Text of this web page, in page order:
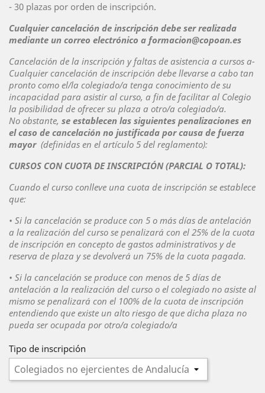
- 30 plazas por orden de inscripción.
Cualquier cancelación de inscripción debe ser realizada
mediante un correo electrónico a formacion@copoan.es
Cancelación de la inscripción y faltas de asistencia a cursos a-
Cualquier cancelación de inscripción debe llevarse a cabo tan
pronto como el/la colegiado/a tenga conocimiento de su
incapacidad para asistir al curso, a fin de facilitar al Colegio
la posibilidad de ofrecer su plaza a otro/a colegiado/a.
No obstante, se establecen las siguientes penalizaciones en
el caso de cancelación no justificada por causa de fuerza
mayor (definidas en el artículo 5 del reglamento):
CURSOS CON CUOTA DE INSCRIPCIÓN (PARCIAL O TOTAL):
Cuando el curso conlleve una cuota de inscripción se establece
que:
• Si la cancelación se produce con 5 o más días de antelación
a la realización del curso se penalizará con el 25% de la cuota
de inscripción en concepto de gastos administrativos y de
reserva de plaza y se devolverá un 75% de la cuota pagada.
• Si la cancelación se produce con menos de 5 días de
antelación a la realización del curso o el colegiado no asiste al
mismo se penalizará con el 100% de la cuota de inscripción
entendiendo que existe un alto riesgo de que dicha plaza no
pueda ser ocupada por otro/a colegiado/a
Tipo de inscripción